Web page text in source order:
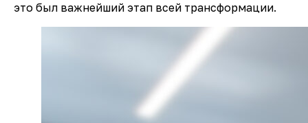
это был важнейший этап всей трансформации.